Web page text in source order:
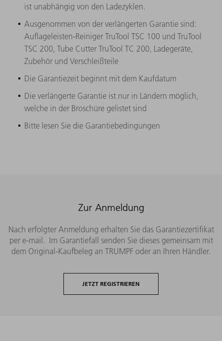
ist unabhängig von den Ladezyklen.
Ausgenommen von der verlängerten Garantie sind:
Auflageleisten-Reiniger TruTool TSC 100 und TruTool
TSC 200, Tube Cutter TruTool TC 200, Ladegeräte,
Zubehör und Verschleißteile
Die Garantiezeit beginnt mit dem Kaufdatum
Die verlängerte Garantie ist nur in Ländern möglich,
welche in der Broschüre gelistet sind
Bitte lesen Sie die Garantiebedingungen
Zur Anmeldung
Nach erfolgter Anmeldung erhalten Sie das Garantiezertifikat
per e-mail. Im Garantiefall senden Sie dieses gemeinsam mit
dem Original-Kaufbeleg an TRUMPF oder an Ihren Händler.
JETZT REGISTRIEREN